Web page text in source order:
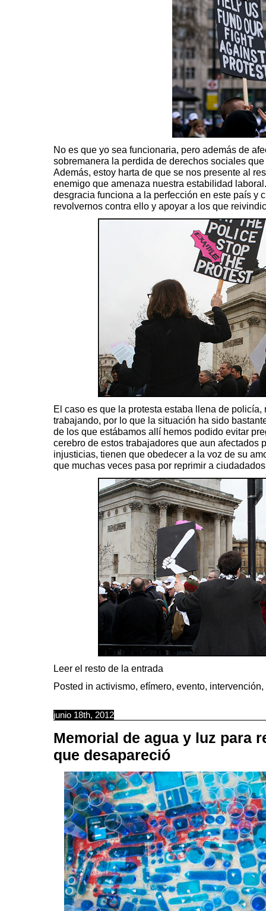
No es que yo sea funcionaria, pero además de
sobremanera la perdida de derechos sociales
Además, estoy harta de que se nos presente al
enemigo que amenaza nuestra estabilidad
desgracia funciona a la perfección en este país y
revolvernos contra ello y apoyar a los que
El caso es que la protesta estaba llena de
trabajando, por lo que la situación ha sido
de los que estábamos allí hemos podido evitar
cerebro de estos trabajadores que aun afectados
injusticias, tienen que obedecer a la voz de su
que muchas veces pasa por reprimir a
Leer el resto de la entrada
Posted in activismo, efímero, evento, intervención,
junio 18th, 2012
Memorial de agua y luz para
que desapareció